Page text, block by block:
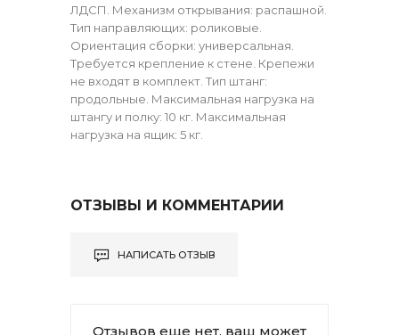
ЛДСП. Механизм открывания: распашной.
Тип направляющих: роликовые.
Ориентация сборки: универсальная.
Требуется крепление к стене. Крепежи
не входят в комплект. Тип штанг:
продольные. Максимальная нагрузка на
штангу и полку: 10 кг. Максимальная
нагрузка на ящик: 5 кг.
ОТЗЫВЫ И КОММЕНТАРИИ
НАПИСАТЬ ОТЗЫВ
Отзывов еще нет, ваш может